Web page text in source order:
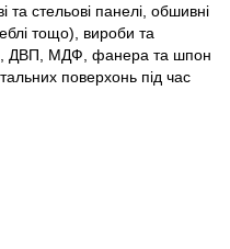
та стельові панелі, обшивні
тощо), вироби та
ДВП, МДФ, фанера та шпон
поверхонь під час